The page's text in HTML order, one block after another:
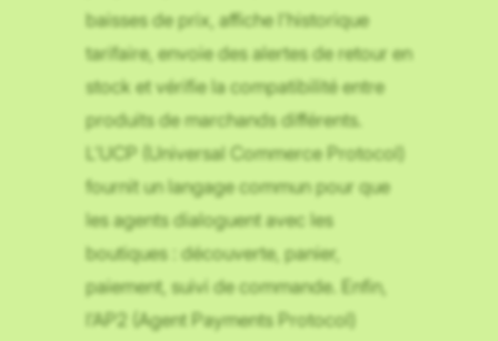
baisses de prix, affiche l’historique
tarifaire, envoie des alertes de retour en
stock et vérifie la compatibilité entre
produits de marchands différents.
L’UCP (Universal Commerce Protocol)
fournit un langage commun pour que
les agents dialoguent avec les
boutiques : découverte, panier,
paiement, suivi de commande. Enfin,
l’AP2 (Agent Payments Protocol)